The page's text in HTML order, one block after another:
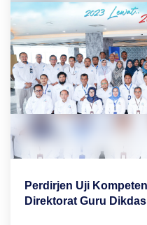
Perdirjen Uji
Direktorat Guru Dikdas